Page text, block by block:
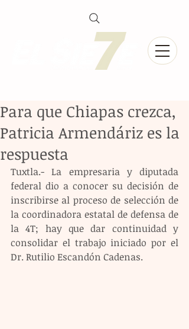
Para que Chiapas crezca,
Patricia Armendáriz es la
respuesta
Tuxtla.- La empresaria y diputada
federal dio a conocer su decisión de
inscribirse al proceso de selección de
la coordinadora estatal de defensa de
la 4T; hay que dar continuidad y
consolidar el trabajo iniciado por el
Dr. Rutilio Escandón Cadenas.